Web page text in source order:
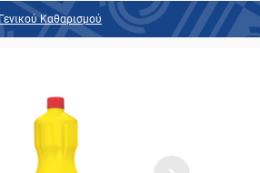
Καθαρισμού